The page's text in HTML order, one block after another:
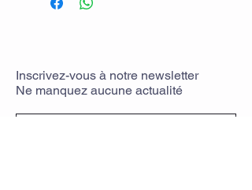
Inscrivez-vous à notre newsletter
Ne manquez aucune actualité